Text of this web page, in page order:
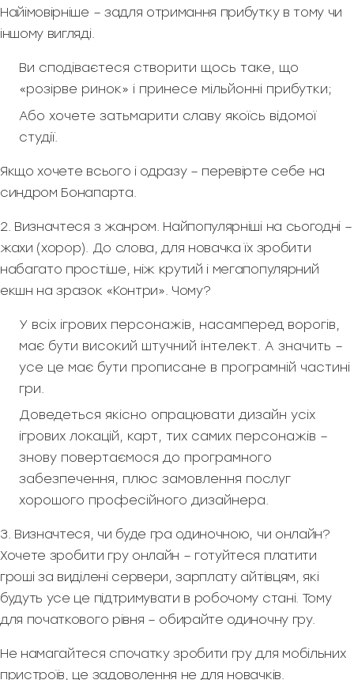
Найімовірніше – задля отримання прибутку в тому чи
іншому вигляді.
Ви сподіваєтеся створити щось таке, що
«розірве ринок» і принесе мільйонні прибутки;
Або хочете затьмарити славу якоїсь відомої
студії.
Якщо хочете всього і одразу – перевірте себе на
синдром Бонапарта.
2. Визначтеся з жанром. Найпопулярніші на сьогодні –
жахи (хорор). До слова, для новачка їх зробити
набагато простіше, ніж крутий і мегапопулярний
екшн на зразок «Контри». Чому?
У всіх ігрових персонажів, насамперед ворогів,
має бути високий штучний інтелект. А значить –
усе це має бути прописане в програмній частині
гри.
Доведеться якісно опрацювати дизайн усіх
ігрових локацій, карт, тих самих персонажів –
знову повертаємося до програмного
забезпечення, плюс замовлення послуг
хорошого професійного дизайнера.
3. Визначтеся, чи буде гра одиночною, чи онлайн?
Хочете зробити гру онлайн – готуйтеся платити
гроші за виділені сервери, зарплату айтівцям, які
будуть усе це підтримувати в робочому стані. Тому
для початкового рівня – обирайте одиночну гру.
Не намагайтеся спочатку зробити гру для мобільних
пристроїв, це задоволення не для новачків.